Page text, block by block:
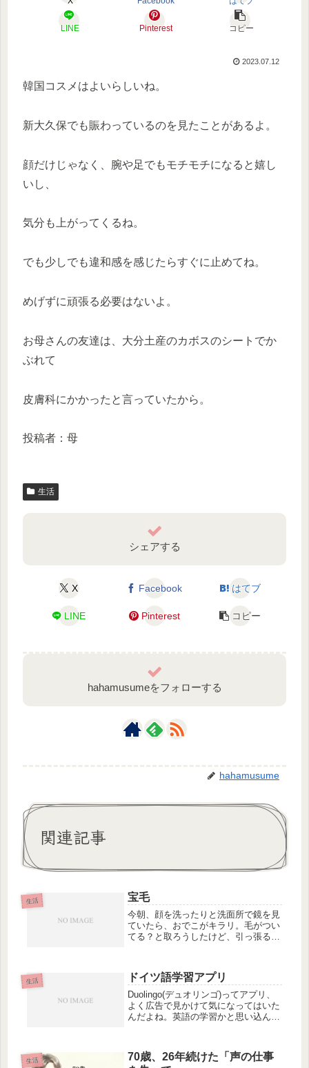
LINE Pinterest コピー
2023.07.12
韓国コスメはよいらしいね。
新大久保でも賑わっているのを見たことがあるよ。
顔だけじゃなく、腕や足でもモチモチになると嬉し
いし、
気分も上がってくるね。
でも少しでも違和感を感じたらすぐに止めてね。
めげずに頑張る必要はないよ。
お母さんの友達は、大分土産のカボスのシートでか
ぶれて
皮膚科にかかったと言っていたから。
投稿者：母
生活
シェアする
X Facebook はてブ
LINE Pinterest コピー
hahamusumeをフォローする
hahamusume
関連記事
生活 宝毛
今朝、顔を洗ったりと洗面所で鏡を見
ていたら、おでこがキラリ。毛がつい
てる？と取ろうしたけど、引っ張ると
長さは１cmくらい。とりあえずネッ
トで検索。すると、『宝毛（たから
げ）...
生活 ドイツ語学習アプリ
Duolingo(デュオリンゴ)ってアプリ、
よく広告で見かけて気になってはいた
んだよね。英語の学習かと思い込んで
ールしてみた！しかしここで誤算。ド
イツ語は、英語でしかなかっ...
生活
70歳、26年続けた「声の仕事